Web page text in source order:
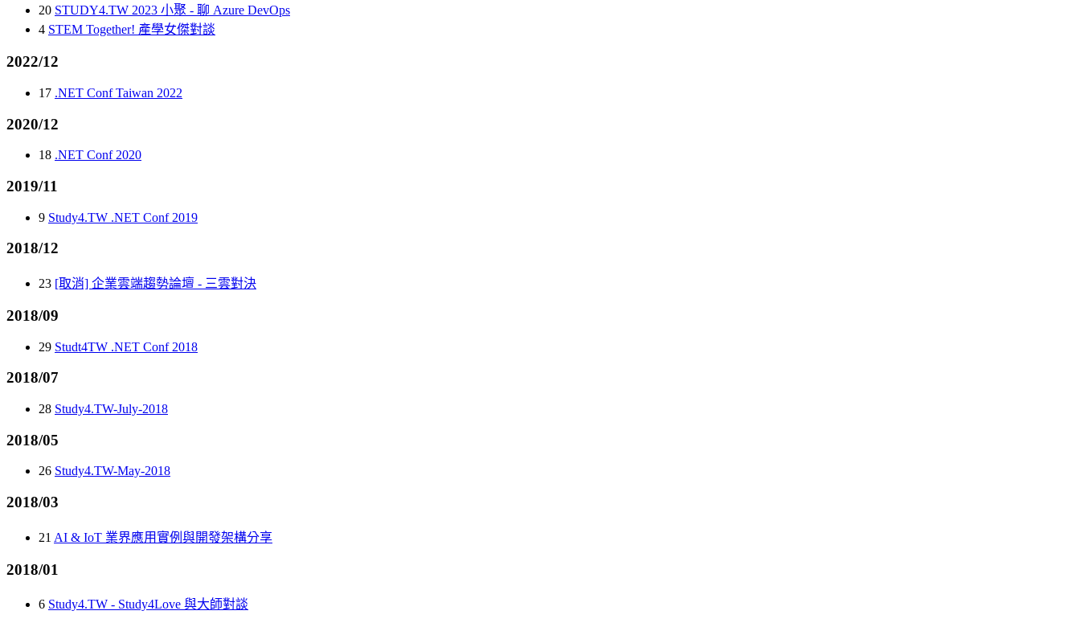
20 STUDY4.TW 2023 小聚 - 聊 Azure DevOps
4 STEM Together! 產學女傑對談
2022/12
17 .NET Conf Taiwan 2022
2020/12
18 .NET Conf 2020
2019/11
9 Study4.TW .NET Conf 2019
2018/12
23 [取消] 企業雲端趨勢論壇 - 三雲對決
2018/09
29 Studt4TW .NET Conf 2018
2018/07
28 Study4.TW-July-2018
2018/05
26 Study4.TW-May-2018
2018/03
21 AI & IoT 業界應用實例與開發架構分享
2018/01
6 Study4.TW - Study4Love 與大師對談